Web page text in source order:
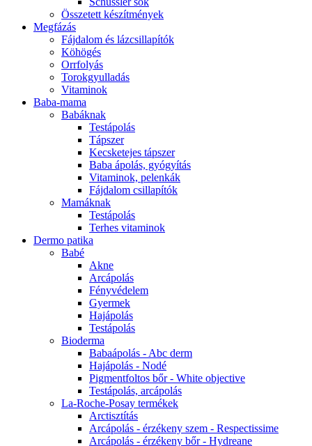
Összetett készítmények
Megfázás
Fájdalom és lázcsillapítók
Köhögés
Orrfolyás
Torokgyulladás
Vitaminok
Baba-mama
Babáknak
Testápolás
Tápszer
Kecsketejes tápszer
Baba ápolás, gyógyítás
Vitaminok, pelenkák
Fájdalom csillapítók
Mamáknak
Testápolás
Terhes vitaminok
Dermo patika
Babé
Akne
Arcápolás
Fényvédelem
Gyermek
Hajápolás
Testápolás
Bioderma
Babaápolás - Abc derm
Hajápolás - Nodé
Pigmentfoltos bőr - White objective
Testápolás, arcápolás
La-Roche-Posay termékek
Arctisztítás
Arcápolás - érzékeny szem - Respectissime
Arcápolás - érzékeny bőr - Hydreane